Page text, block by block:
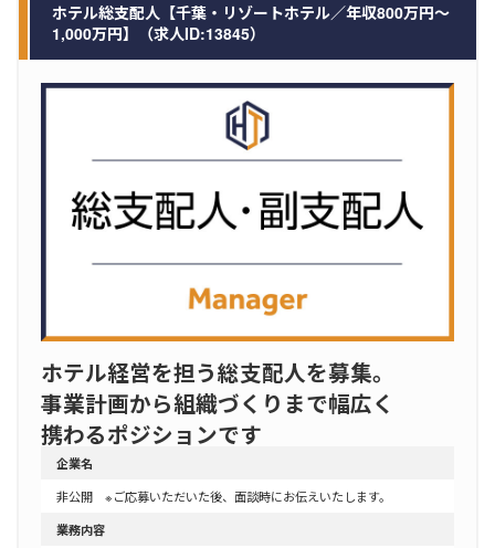
ホテル総支配人【千葉・リゾートホテル／年収800万円～
1,000万円】（求人ID:13845）
ホテル経営を担う総支配人を募集。
事業計画から組織づくりまで幅広く
携わるポジションです
企業名
非公開 ※ご応募いただいた後、面談時にお伝えいたします。
業務内容